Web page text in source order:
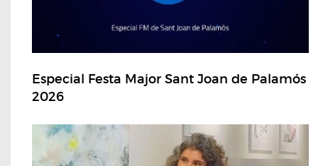
Especial Festa Major Sant Joan de Palamós
2026